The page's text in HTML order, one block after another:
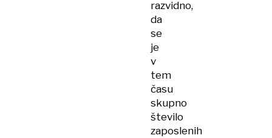
razvidno,
da
se
je
v
tem
času
skupno
število
zaposlenih